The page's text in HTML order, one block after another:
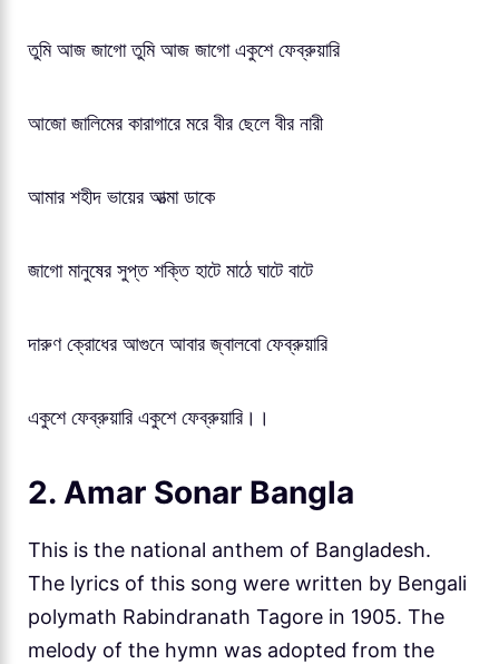
তুমি আজ জাগো তুমি আজ জাগো একুশে ফেব্রুয়ারি
আজো জালিমের কারাগারে মরে বীর ছেলে বীর নারী
আমার শহীদ ভায়ের আত্মা ডাকে
জাগো মানুষের সুপ্ত শক্তি হাটে মাঠে ঘাটে বাটে
দারুণ ক্রোধের আগুনে আবার জ্বালবো ফেব্রুয়ারি
একুশে ফেব্রুয়ারি একুশে ফেব্রুয়ারি।।
2. Amar Sonar Bangla
This is the national anthem of Bangladesh.
The lyrics of this song were written by Bengali
polymath Rabindranath Tagore in 1905. The
melody of the hymn was adopted from the